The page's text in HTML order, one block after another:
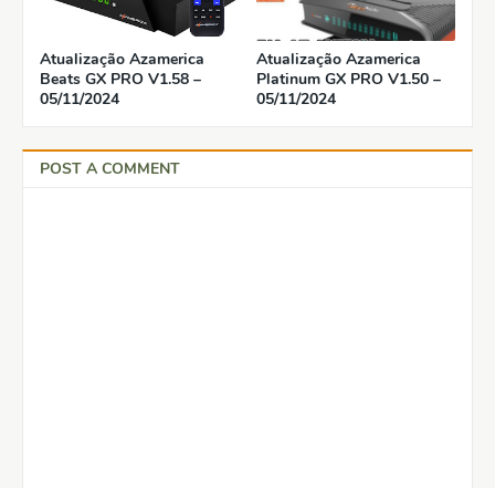
Atualização Azamerica
Beats GX PRO V1.58 –
05/11/2024
Atualização Azamerica
Platinum GX PRO V1.50 –
05/11/2024
POST A COMMENT